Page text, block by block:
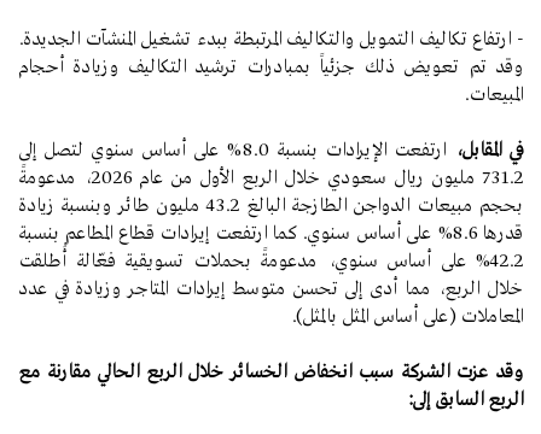
- ارتفاع تكاليف التمويل والتكاليف المرتبطة ببدء تشغيل المنشآت الجديدة.
وقد تم تعويض ذلك جزئياً بمبادرات ترشيد التكاليف وزيادة أحجام
المبيعات.
في المقابل،
ارتفعت الإيرادات بنسبة 8.0% على أساس سنوي لتصل إلى
731.2 مليون ريال سعودي خلال الربع الأول من عام 2026، مدعومةً
بحجم مبيعات الدواجن الطازجة البالغ 43.2 مليون طائر وبنسبة زيادة
قدرها 8.6% على أساس سنوي. كما ارتفعت إيرادات قطاع المطاعم بنسبة
42.2% على أساس سنوي، مدعومةً بحملات تسويقية فعّالة أُطلقت
خلال الربع، مما أدى إلى تحسن متوسط ​​إيرادات المتاجر وزيادة في عدد
المعاملات (على أساس المثل بالمثل).
وقد عزت الشركة سبب انخفاض الخسائر خلال الربع الحالي مقارنة مع
الربع السابق إلى: